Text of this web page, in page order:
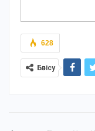
628
Бөлісу